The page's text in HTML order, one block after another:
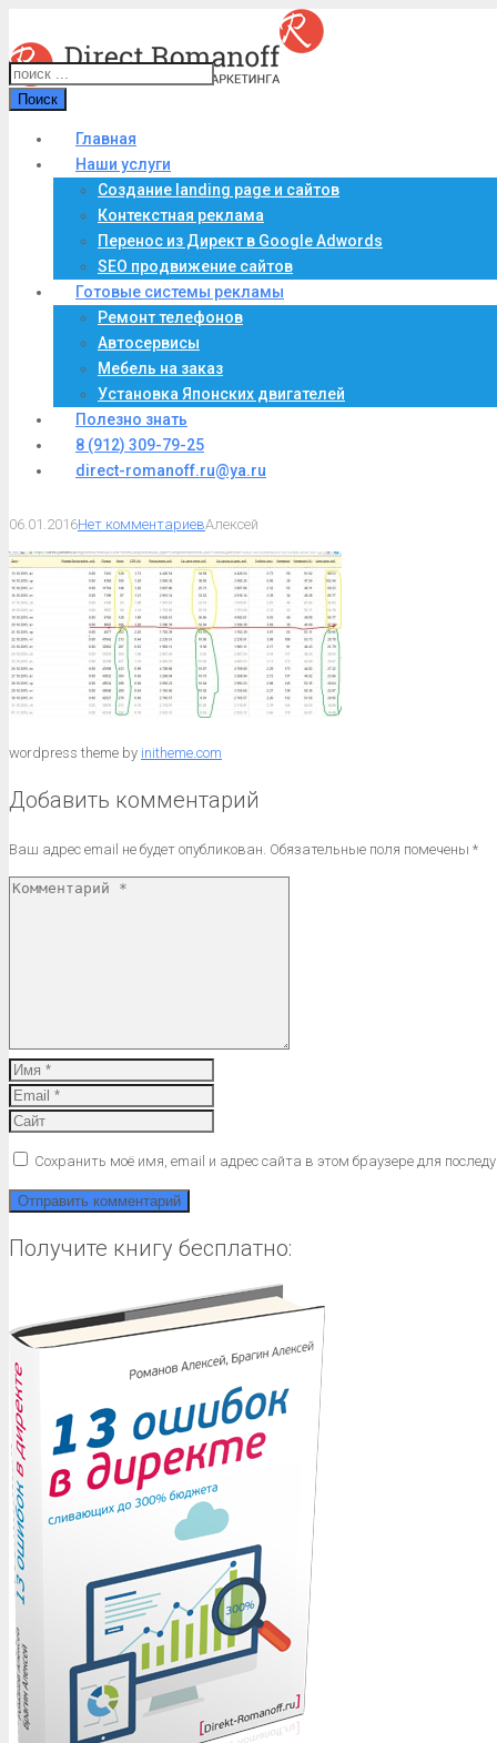
Поиск
Главная
Наши услуги
Создание landing page и сайтов
Контекстная реклама
Перенос из Директ в Google Adwords
SEO продвижение сайтов
Готовые системы рекламы
Ремонт телефонов
Автосервисы
Мебель на заказ
Установка Японских двигателей
Полезно знать
8 (912) 309-79-25
direct-romanoff.ru@ya.ru
06.01.2016Нет комментариевАлексей
wordpress theme by initheme.com
Добавить комментарий
Ваш адрес email не будет опубликован. Обязательные поля помечены *
Сохранить моё имя, email и адрес сайта в этом браузере для
Получите книгу бесплатно: